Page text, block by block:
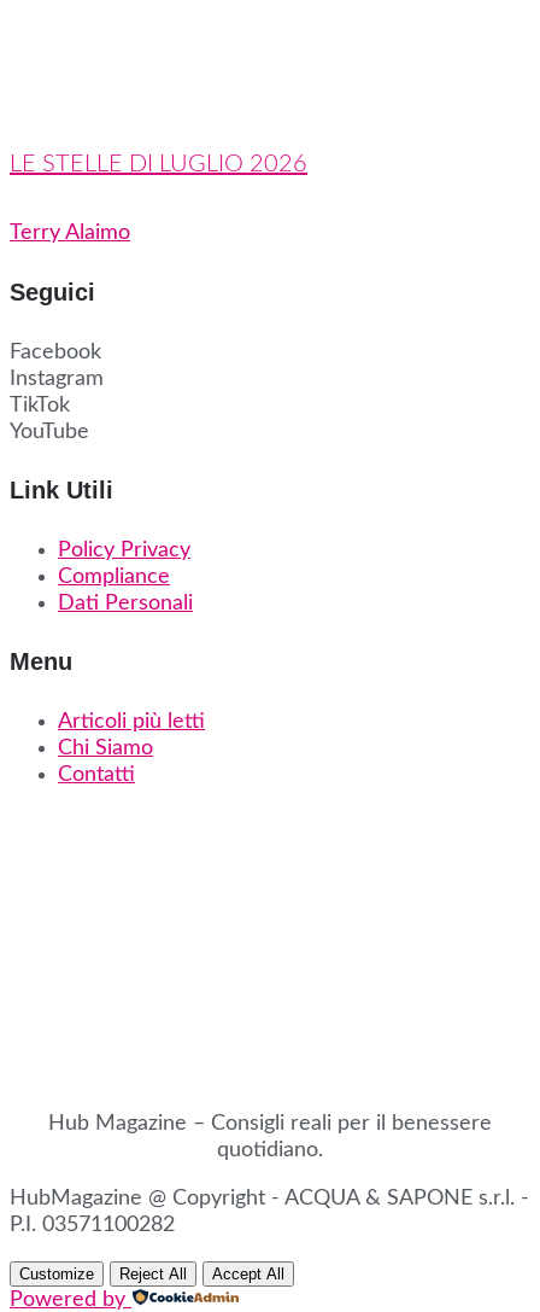
LE STELLE DI LUGLIO 2026
Terry Alaimo
Seguici
Facebook
Instagram
TikTok
YouTube
Link Utili
Policy Privacy
Compliance
Dati Personali
Menu
Articoli più letti
Chi Siamo
Contatti
Hub Magazine – Consigli reali per il benessere
quotidiano.
HubMagazine @ Copyright - ACQUA & SAPONE s.r.l. -
P.I. 03571100282​
Customize Reject All Accept All
Powered by